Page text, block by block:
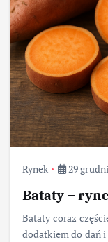
Rynek 29
Bataty –
Bataty coraz
dodatkiem do dań